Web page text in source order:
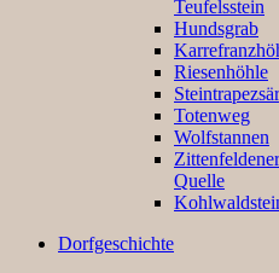
Teufelsstein
Hundsgrab
Riesenhöhle
Totenweg
Wolfstannen
Zittenfeldener
Quelle
Dorfgeschichte